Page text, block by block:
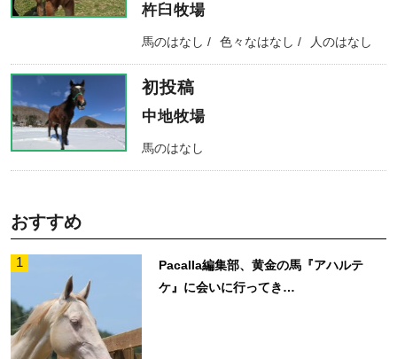
杵臼牧場
馬のはなし 色々なはなし 人のはなし
初投稿
中地牧場
馬のはなし
おすすめ
1
Pacalla編集部、黄金の馬『アハルテ
ケ』に会いに行ってき…